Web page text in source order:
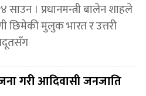
साउन । प्रधानमन्त्री बालेन शाहले
छिमेकी मुलुक भारत र उत्तरी
गरी आदिवासी जनजाति